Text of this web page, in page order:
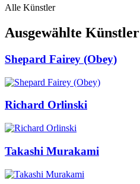
Alle Künstler
Ausgewählte Künstler
Shepard Fairey (Obey)
Richard Orlinski
Takashi Murakami